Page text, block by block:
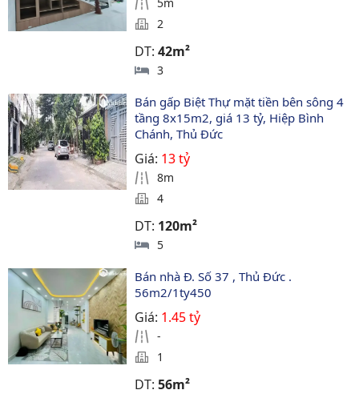
2
DT:42m²
3
Bán gấp Biệt Thự mặt tiền bên sông 4
tầng 8x15m2, giá 13 tỷ, Hiệp Bình
Chánh, Thủ Đức
Giá: 13 tỷ
8m
4
DT: 120m²
5
Bán nhà Đ. Số 37 , Thủ Đức .
56m2/1ty450
Giá: 1.45 tỷ
-
1
DT:56m²